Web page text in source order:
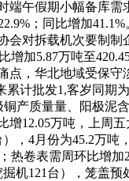
端午假期小幅备库需
；同比增加
会对拆载机次要制制
增加5.87万吨至
点，华北地域受保守
计批发1,客岁同期
产质量量、阳极泥
增12.05万吨，上周
，4月份为45.2万吨
卷表需周环比增加
机121台），笼盖